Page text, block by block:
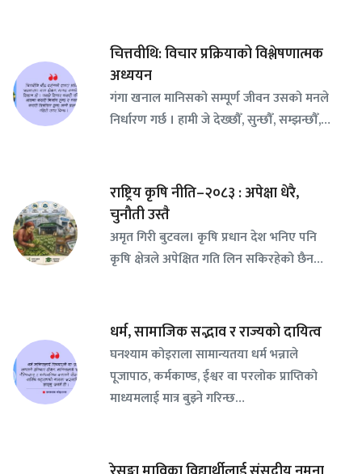
चित्तवीथि: विचार प्रक्रियाको विश्लेषणात्मक
अध्ययन
गंगा खनाल मानिसको सम्पूर्ण जीवन उसको मनले
निर्धारण गर्छ । हामी जे देख्छौँ, सुन्छौँ, सम्झन्छौँ,…
राष्ट्रिय कृषि नीति–२०८३ : अपेक्षा धेरै,
चुनौती उस्तै
अमृत गिरी बुटवल। कृषि प्रधान देश भनिए पनि
कृषि क्षेत्रले अपेक्षित गति लिन सकिरहेको छैन…
धर्म, सामाजिक सद्भाव र राज्यको दायित्व
घनश्याम कोइराला सामान्यतया धर्म भन्नाले
पूजापाठ, कर्मकाण्ड, ईश्वर वा परलोक प्राप्तिको
माध्यमलाई मात्र बुझ्ने गरिन्छ…